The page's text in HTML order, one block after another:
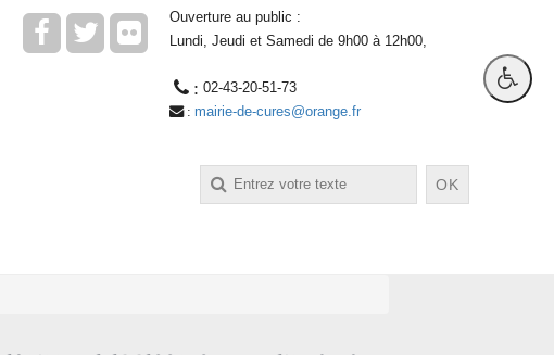
Ouverture au public :
Lundi, Jeudi et Samedi de 9h00 à 12h00,
: 02-43-20-51-73
: mairie-de-cures@orange.fr
OK